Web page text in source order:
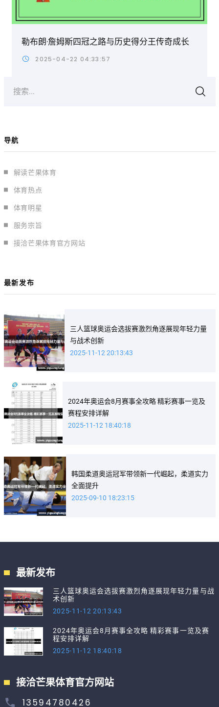
勒布朗·詹姆斯四冠之路与历史得分王传奇成长
2025-04-22 04:33:57
搜索...
导航
解读芒果体育
体育热点
体育明星
服务宗旨
接洽芒果体育官方网站
最新发布
三人篮球奥运会选拔赛激烈角逐展现年轻力量
与战术创新
2025-11-12 20:13:43
2024年奥运会8月赛事全攻略 精彩赛事一览及
赛程安排详解
2025-11-12 18:40:18
韩国柔道奥运冠军带领新一代崛起，柔道实力
全面提升
2025-09-10 18:23:15
最新发布
三人篮球奥运会选拔赛激烈角逐展现年轻力量与战
术创新
2025-11-12 20:13:43
2024年奥运会8月赛事全攻略 精彩赛事一览及赛
程安排详解
2025-11-12 18:40:18
接洽芒果体育官方网站
13594780426